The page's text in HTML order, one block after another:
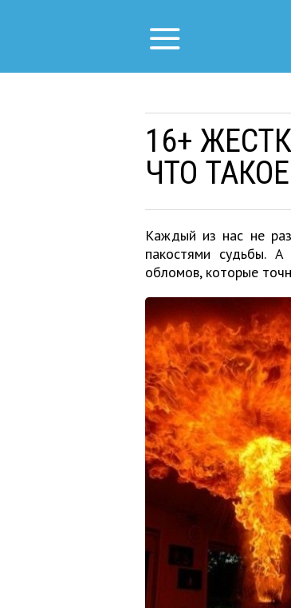
16+
ЧТО
Каждый из нас не
пакостями судьбы.
обломов, которые